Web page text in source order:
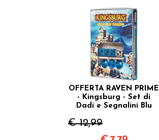
OFFERTA RAVEN PRIME
- Kingsburg - Set di
Dadi e Segnalini Blu
€ 12,99